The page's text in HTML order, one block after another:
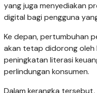
yang juga menyediakan
digital bagi pengguna
Ke depan, pertumbuhan
akan tetap didorong oleh
peningkatan literasi
perlindungan konsumen.